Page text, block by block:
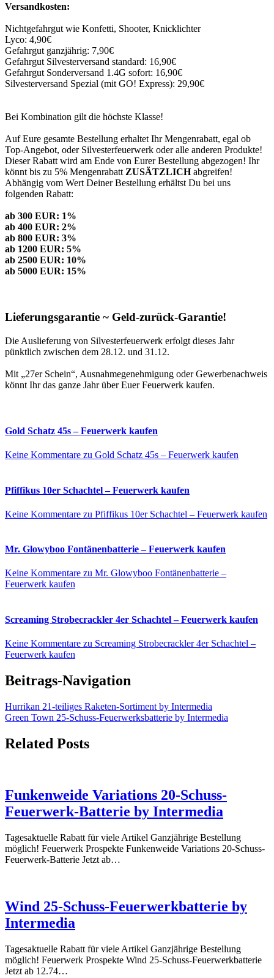
Versandkosten:
Nichtgefahrgut wie Konfetti, Shooter, Knicklichter
Lyco: 4,90€
Gefahrgut ganzjährig: 7,90€
Gefahrgut Silvesterversand standard: 16,90€
Gefahrgut Sonderversand 1.4G sofort: 16,90€
Silvesterversand Spezial (mit GO! Express): 29,90€
Bei Kombination gilt die höchste Klasse!
Auf Eure gesamte Bestellung erhaltet Ihr Mengenrabatt, egal ob
Top-Angebot, oder Silvesterfeuerwerk oder alle anderen Produkte!
Dieser Rabatt wird am Ende von Eurer Bestellung abgezogen! Ihr
könnt bis zu 5% Mengenrabatt ZUSÄTZLICHabgreifen!
Abhängig vom Wert Deiner Bestellung erhältst Du bei uns
folgenden Rabatt:
ab 300 EUR: 1%
ab 400 EUR: 2%
ab 800 EUR: 3%
ab 1200 EUR: 5%
ab 2500 EUR: 10%
ab 5000 EUR: 15%
Lieferungsgarantie ~ Geld-zurück-Garantie!
Die Auslieferung von Silvesterfeuerwerk erfolgt dieses Jahr
pünktlich zwischen dem 28.12. und 31.12.
Mit „27er Schein“, Ausnahmegenehmigung oder Gewerbenachweis
könnt Ihr das ganze Jahr über Euer Feuerwerk kaufen.
Gold Schatz 45s – Feuerwerk kaufen
Keine Kommentare zu Gold Schatz 45s – Feuerwerk kaufen
Pfiffikus 10er Schachtel – Feuerwerk kaufen
Keine Kommentare zu Pfiffikus 10er Schachtel – Feuerwerk kaufen
Mr. Glowyboo Fontänenbatterie – Feuerwerk kaufen
Keine Kommentare zu Mr. Glowyboo Fontänenbatterie –
Feuerwerk kaufen
Screaming Strobecrackler 4er Schachtel – Feuerwerk kaufen
Keine Kommentare zu Screaming Strobecrackler 4er Schachtel –
Feuerwerk kaufen
Beitrags-Navigation
Hurrikan 21-teiliges Raketen-Sortiment by Intermedia
Green Town 25-Schuss-Feuerwerksbatterie by Intermedia
Related Posts
Funkenweide Variations 20-Schuss-
Feuerwerk-Batterie by Intermedia
Tagesaktuelle Rabatt für viele Artikel Ganzjährige Bestellung
möglich! Feuerwerk Prospekte Funkenweide Variations 20-Schuss-
Feuerwerk-Batterie Jetzt ab…
Wind 25-Schuss-Feuerwerkbatterie by
Intermedia
Tagesaktuelle Rabatt für viele Artikel Ganzjährige Bestellung
möglich! Feuerwerk Prospekte Wind 25-Schuss-Feuerwerkbatterie
Jetzt ab 12.74…